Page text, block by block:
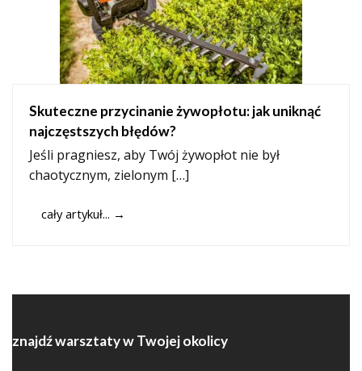
Skuteczne przycinanie żywopłotu: jak uniknąć
najczęstszych błędów?
Jeśli pragniesz, aby Twój żywopłot nie był
chaotycznym, zielonym […]
cały artykuł... →
znajdź warsztaty w Twojej okolicy